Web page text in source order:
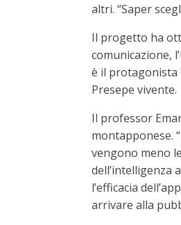
altri. “Saper
Il progetto ha
comunicazione,
è il protagonista
Presepe vivente.
Il professor
montapponese.
vengono meno
dell’intelligenza
l’efficacia
arrivare alla